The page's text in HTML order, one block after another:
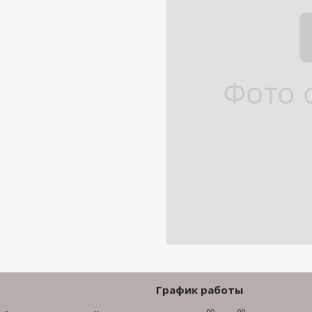
График работы